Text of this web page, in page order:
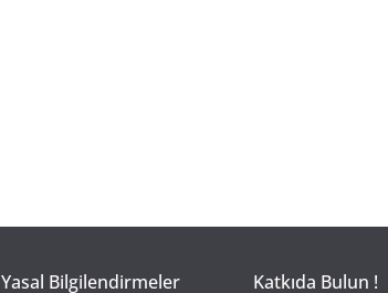
Yasal Bilgilendirmeler Katkıda Bulun !